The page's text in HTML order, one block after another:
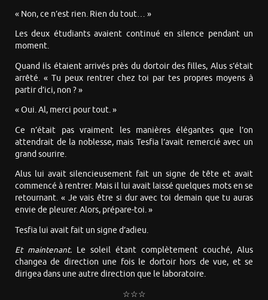
« Non, ce n’est rien. Rien du tout… »
Les deux étudiants avaient continué en silence pendant un
moment.
Quand ils étaient arrivés près du dortoir des filles, Alus s’était
arrêté. « Tu peux rentrer chez toi par tes propres moyens à
partir d’ici, non ? »
« Oui. Al, merci pour tout. »
Ce n’était pas vraiment les manières élégantes que l’on
attendrait de la noblesse, mais Tesfia l’avait remercié avec un
grand sourire.
Alus lui avait silencieusement fait un signe de tête et avait
commencé à rentrer. Mais il lui avait laissé quelques mots en se
retournant. « Je vais être si dur avec toi demain que tu auras
envie de pleurer. Alors, prépare-toi. »
Tesfia lui avait fait un signe d’adieu.
Et maintenant. Le soleil étant complètement couché, Alus
changea de direction une fois le dortoir hors de vue, et se
dirigea dans une autre direction que le laboratoire.
☆☆☆